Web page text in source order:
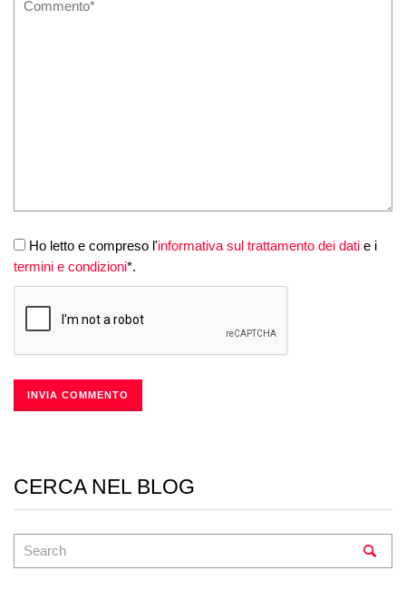
Ho letto e compreso l'informativa sul trattamento dei dati e i
termini e condizioni*.
CERCA NEL BLOG